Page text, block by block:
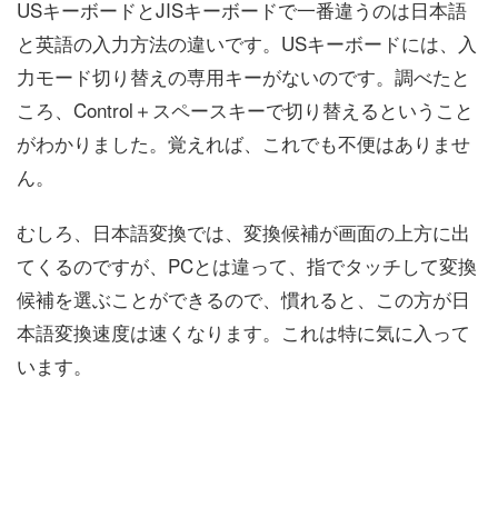
USキーボードとJISキーボードで一番違うのは日本語
と英語の入力方法の違いです。USキーボードには、入
力モード切り替えの専用キーがないのです。調べたと
ころ、Control＋スペースキーで切り替えるということ
がわかりました。覚えれば、これでも不便はありませ
ん。
むしろ、日本語変換では、変換候補が画面の上方に出
てくるのですが、PCとは違って、指でタッチして変換
候補を選ぶことができるので、慣れると、この方が日
本語変換速度は速くなります。これは特に気に入って
います。